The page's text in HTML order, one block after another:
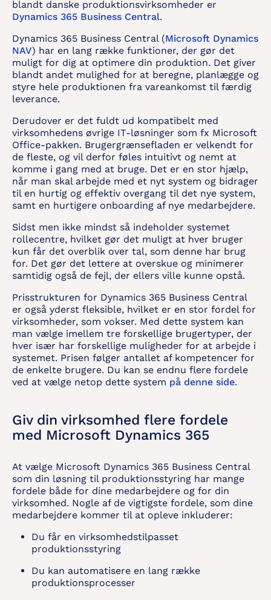
blandt danske produktionsvirksomheder er
Dynamics 365 Business Central.
Dynamics 365 Business Central (Microsoft Dynamics
NAV) har en lang række funktioner, der gør det
muligt for dig at optimere din produktion. Det giver
blandt andet mulighed for at beregne, planlægge og
styre hele produktionen fra vareankomst til færdig
leverance.
Derudover er det fuldt ud kompatibelt med
virksomhedens øvrige IT-løsninger som fx Microsoft
Office-pakken. Brugergrænsefladen er velkendt for
de fleste, og vil derfor føles intuitivt og nemt at
komme i gang med at bruge. Det er en stor hjælp,
når man skal arbejde med et nyt system og bidrager
til en hurtig og effektiv overgang til det nye system,
samt en hurtigere onboarding af nye medarbejdere.
Sidst men ikke mindst så indeholder systemet
rollecentre, hvilket gør det muligt at hver bruger
kun får det overblik over tal, som denne har brug
for. Det gør det lettere at overskue og minimerer
samtidig også de fejl, der ellers ville kunne opstå.
Prisstrukturen for Dynamics 365 Business Central
er også yderst fleksible, hvilket er en stor fordel for
virksomheder, som vokser. Med dette system kan
man vælge imellem tre forskellige brugertyper, der
hver især har forskellige muligheder for at arbejde i
systemet. Prisen følger antallet af kompetencer for
de enkelte brugere. Du kan se endnu flere fordele
ved at vælge netop dette system på denne side.​
Giv din virksomhed flere fordele
med Microsoft Dynamics 365
At vælge Microsoft Dynamics 365 Business Central
som din løsning til produktionsstyring har mange
fordele både for dine medarbejdere og for din
virksomhed. Nogle af de vigtigste fordele, som dine
medarbejdere kommer til at opleve inkluderer:
Du får en virksomhedstilpasset
produktionsstyring
Du kan automatisere en lang række
produktionsprocesser